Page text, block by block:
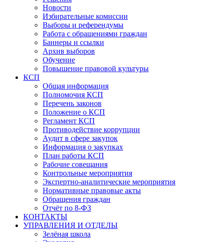
Новости
Избирательные комиссии
Выборы и референдумы
Работа с обращениями граждан
Баннеры и ссылки
Архив выборов
Обучение
Повышение правовой культуры
КСП
Общая информация
Полномочия КСП
Перечень законов
Положение о КСП
Регламент КСП
Противодействие коррупции
Аудит в сфере закупок
Информация о закупках
План работы КСП
Рабочие совещания
Контрольные мероприятия
Экспертно-аналитические мероприятия
Нормативные правовые акты
Обращения граждан
Отчёт по 8-ФЗ
КОНТАКТЫ
УПРАВЛЕНИЯ И ОТДЕЛЫ
Зелёная школа